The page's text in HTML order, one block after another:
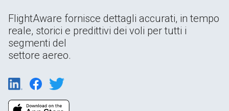
FlightAware fornisce dettagli accurati, in tempo
reale, storici e predittivi dei voli per tutti i
segmenti del
settore aereo.